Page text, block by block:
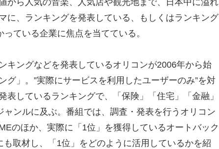
から人気の音楽、人気店や観光地まで、日本中に溢れ
に、ランキングを発表している、もしくはランキング
っている企業に焦点を当てている。
キングなどを発表しているオリコンが2006年から始
グ」。”実際にサービスを利用したユーザーのみ”を対
表しているランキングで、「保険」「住宅」「金融」
ャンルに及ぶ。番組では、調査・発表を行うオリコン
のほか、実際に「1位」を獲得しているオートバック
も取材し、「1位」をどのように活用しているかを紹